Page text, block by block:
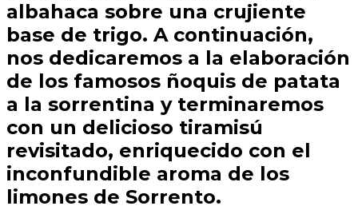
albahaca sobre una crujiente
base de trigo. A continuación,
nos dedicaremos a la elaboración
de los famosos ñoquis de patata
a la sorrentina y terminaremos
con un delicioso tiramisú
revisitado, enriquecido con el
inconfundible aroma de los
limones de Sorrento.